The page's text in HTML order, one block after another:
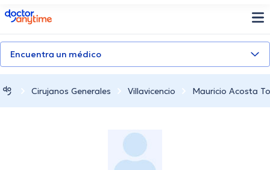
doctoranytime
Encuentra un médico
Cirujanos Generales Villavicencio Mauricio Acosta